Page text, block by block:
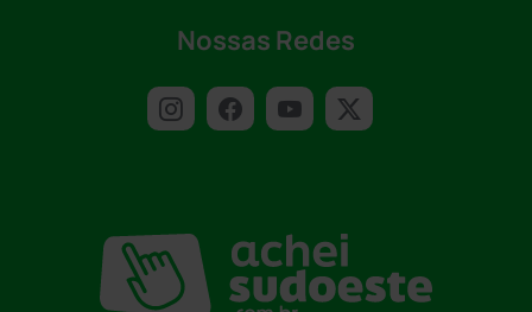
Nossas Redes